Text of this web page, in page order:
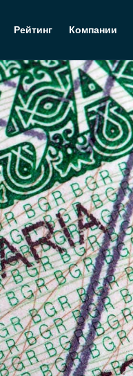
Рейтинг Компании